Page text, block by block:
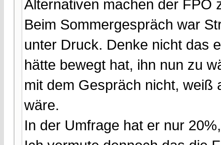
Alternativen machen der FPÖ
Beim Sommergespräch war
unter Druck. Denke nicht das
hätte bewegt hat, ihn nun zu
mit dem Gespräch nicht, weiß
wäre.
In der Umfrage hat er nur